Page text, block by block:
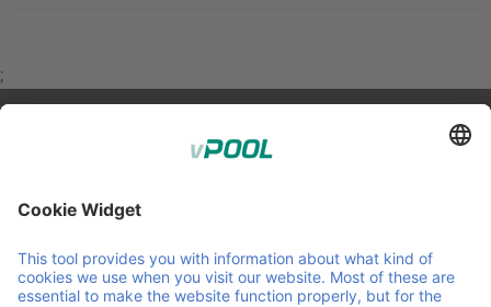
;
Member of Faber Group
Przydatne linki i dokumenty